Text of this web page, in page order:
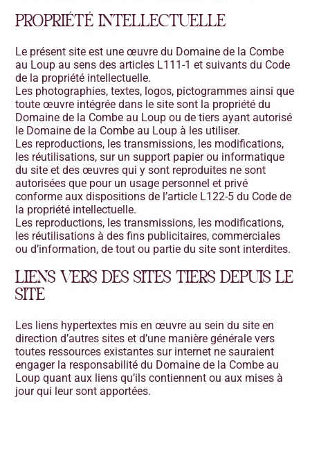
PROPRIÉTÉ INTELLECTUELLE
Le présent site est une œuvre du Domaine de la Combe
au Loup au sens des articles L111-1 et suivants du Code
de la propriété intellectuelle.
Les photographies, textes, logos, pictogrammes ainsi que
toute œuvre intégrée dans le site sont la propriété du
Domaine de la Combe au Loup ou de tiers ayant autorisé
le Domaine de la Combe au Loup à les utiliser.
Les reproductions, les transmissions, les modifications,
les réutilisations, sur un support papier ou informatique
du site et des œuvres qui y sont reproduites ne sont
autorisées que pour un usage personnel et privé
conforme aux dispositions de l’article L122-5 du Code de
la propriété intellectuelle.
Les reproductions, les transmissions, les modifications,
les réutilisations à des fins publicitaires, commerciales
ou d’information, de tout ou partie du site sont interdites.
LIENS VERS DES SITES TIERS DEPUIS LE
SITE
Les liens hypertextes mis en œuvre au sein du site en
direction d’autres sites et d’une manière générale vers
toutes ressources existantes sur internet ne sauraient
engager la responsabilité du Domaine de la Combe au
Loup quant aux liens qu’ils contiennent ou aux mises à
jour qui leur sont apportées.